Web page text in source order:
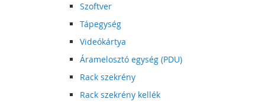
Szoftver
Tápegység
Videókártya
Áramelosztó egység (PDU)
Rack szekrény
Rack szekrény kellék